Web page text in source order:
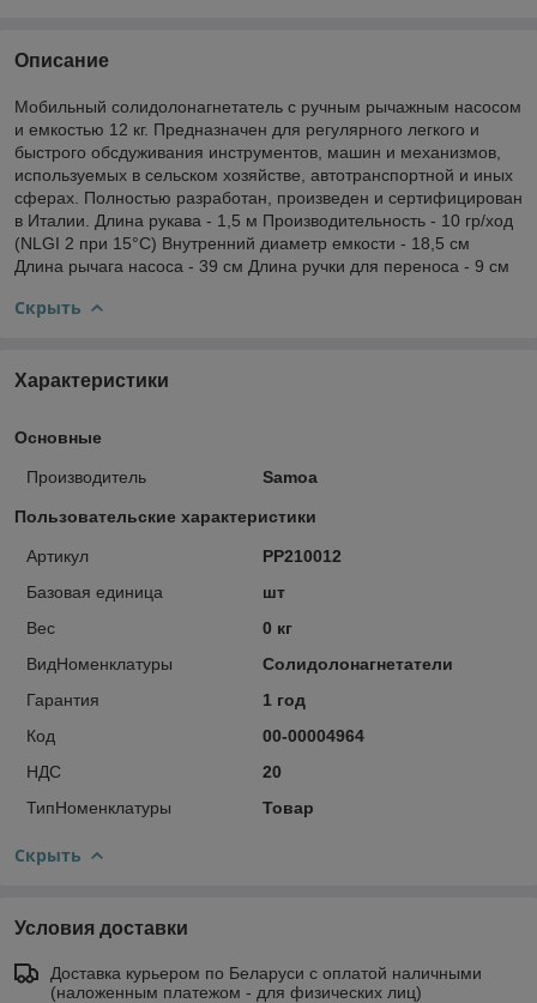
Описание
Мобильный солидолонагнетатель с ручным рычажным насосом
и емкостью 12 кг. Предназначен для регулярного легкого и
быстрого обсдуживания инструментов, машин и механизмов,
используемых в сельском хозяйстве, автотранспортной и иных
сферах. Полностью разработан, произведен и сертифицирован
в Италии. Длина рукава - 1,5 м Производительность - 10 гр/ход
(NLGI 2 при 15°C) Внутренний диаметр емкости - 18,5 см
Длина рычага насоса - 39 см Длина ручки для переноса - 9 см
Скрыть
Характеристики
Основные
Производитель Samoa
Пользовательские характеристики
Артикул
PP210012
Базовая единица
шт
Вес
0 кг
ВидНоменклатуры
Солидолонагнетатели
Гарантия
1 год
Код
00-00004964
НДС
20
ТипНоменклатуры
Товар
Скрыть
Условия доставки
Доставка курьером по Беларуси с оплатой наличными
(наложенным платежом - для физических лиц)